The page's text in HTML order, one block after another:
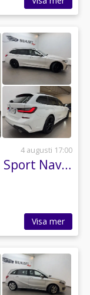
4 augusti 17:00
BMW 330 e xDrive 292hk M Sport Navi/Bkamera/Krok/Adaptiv F/Moms
Visa mer